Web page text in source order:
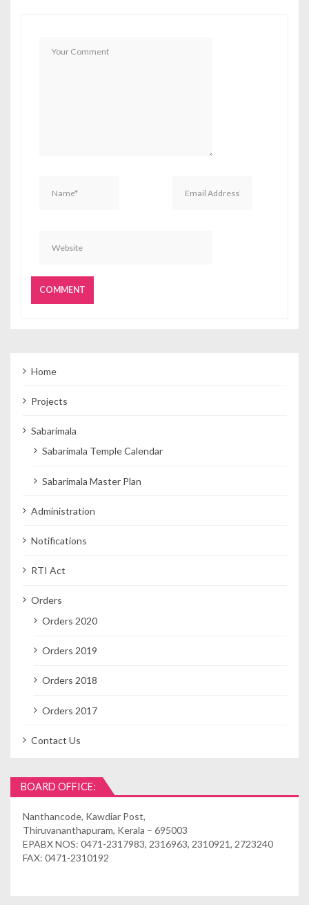
Home
Projects
Sabarimala
Sabarimala Temple Calendar
Sabarimala Master Plan
Administration
Notifications
RTI Act
Orders
Orders 2020
Orders 2019
Orders 2018
Orders 2017
Contact Us
BOARD OFFICE:
Nanthancode, Kawdiar Post,
Thiruvananthapuram, Kerala – 695003
EPABX NOS: 0471-2317983, 2316963, 2310921, 2723240
FAX: 0471-2310192